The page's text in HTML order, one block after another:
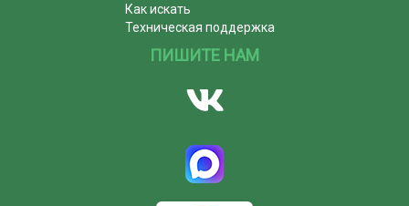
Как искать
Техническая поддержка
ПИШИТЕ НАМ